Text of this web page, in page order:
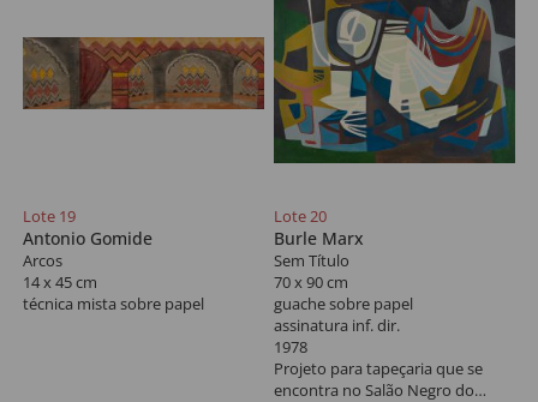
Lote 19
Antonio Gomide
Arcos
14 x 45 cm
técnica mista sobre papel
Lote 20
Burle Marx
Sem Título
70 x 90 cm
guache sobre papel
assinatura inf. dir.
1978
Projeto para tapeçaria que se
encontra no Salão Negro do